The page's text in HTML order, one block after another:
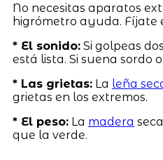
No necesitas aparatos
higrómetro ayuda. Fíjate
* El sonido:Si golpeas
está lista. Si suena sordo
* Las grietas:La leña
grietas en los extremos.
* El peso:La madera
que la verde.